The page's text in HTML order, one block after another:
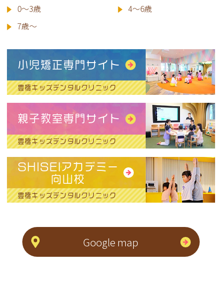
0～3歳
4～6歳
7歳～
小児矯正専門サイト
豊橋キッズデンタルクリニック
親子教室専門サイト
豊橋キッズデンタルクリニック
SHISEIアカデミー
向山校
豊橋キッズデンタルクリニック
Google map